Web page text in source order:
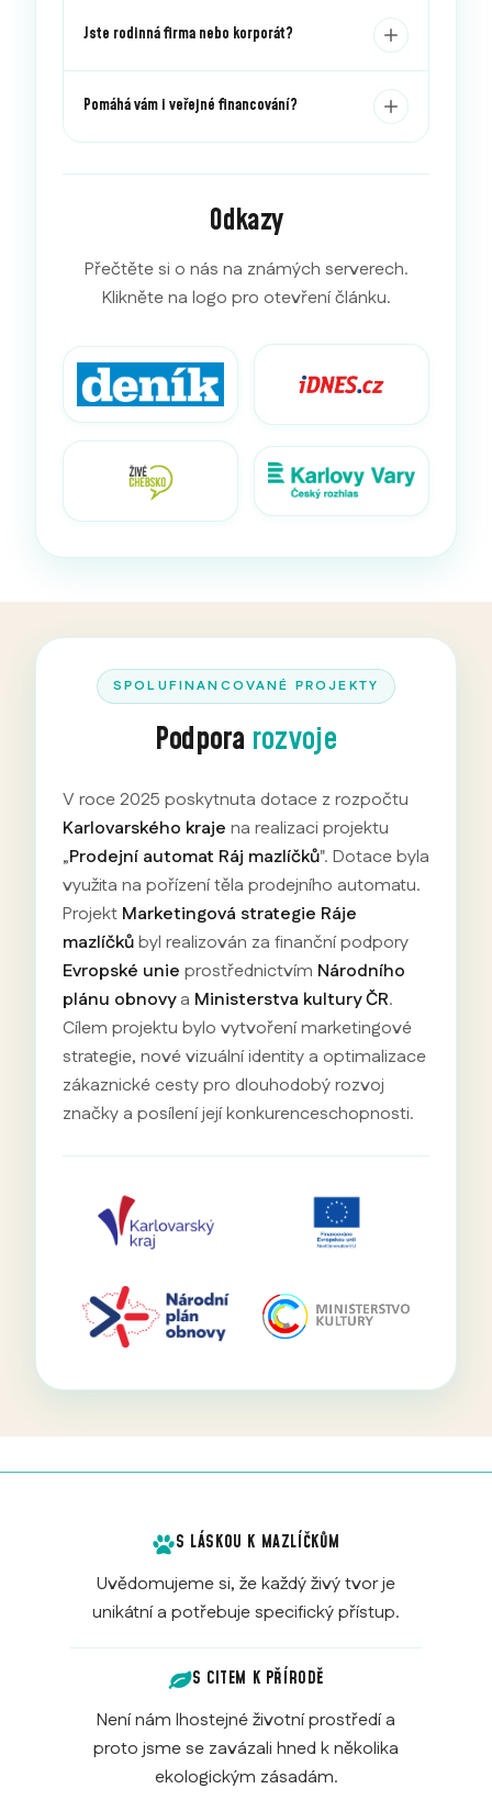
Jste rodinná firma nebo korporát?
Pomáhá vám i veřejné financování?
Odkazy
Přečtěte si o nás na známých serverech.
Klikněte na logo pro otevření článku.
SPOLUFINANCOVANÉ PROJEKTY
Podpora rozvoje
V roce 2025 poskytnuta dotace z rozpočtu
Karlovarského kraje na realizaci projektu
„Prodejní automat Ráj mazlíčků". Dotace byla
využita na pořízení těla prodejního automatu.
Projekt Marketingová strategie Ráje
mazlíčkůbyl realizován za finanční podpory
Evropské unie prostřednictvím Národního
plánu obnovya Ministerstva kultury ČR.
Cílem projektu bylo vytvoření marketingové
strategie, nové vizuální identity a optimalizace
zákaznické cesty pro dlouhodobý rozvoj
značky a posílení její konkurenceschopnosti.
S LÁSKOU K MAZLÍČKŮM
Uvědomujeme si, že každý živý tvor je
unikátní a potřebuje specifický přístup.
S CITEM K PŘÍRODĚ
Není nám lhostejné životní prostředí a
proto jsme se zavázali hned k několika
ekologickým zásadám.